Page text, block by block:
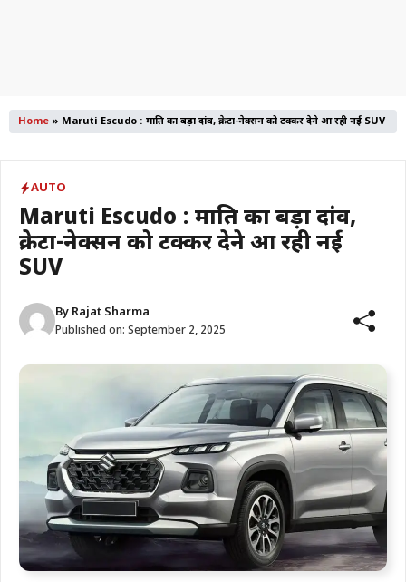
Home » Maruti Escudo : मारुति का बड़ा दांव, क्रेटा-नेक्सन को टक्कर देने आ रही नई SUV
AUTO
Maruti Escudo : मारुति का बड़ा दांव,
क्रेटा-नेक्सन को टक्कर देने आ रही नई
SUV
By Rajat Sharma
Published on: September 2, 2025